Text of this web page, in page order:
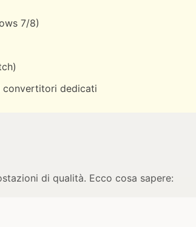
7/8)
convertitori dedicati
di qualità. Ecco cosa sapere: